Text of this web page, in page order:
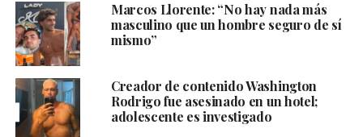
Marcos Llorente: “No hay nada más
masculino que un hombre seguro de sí
mismo”
Creador de contenido Washington
Rodrigo fue asesinado en un hotel;
adolescente es investigado